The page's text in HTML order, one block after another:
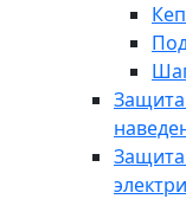
Защита
Защита